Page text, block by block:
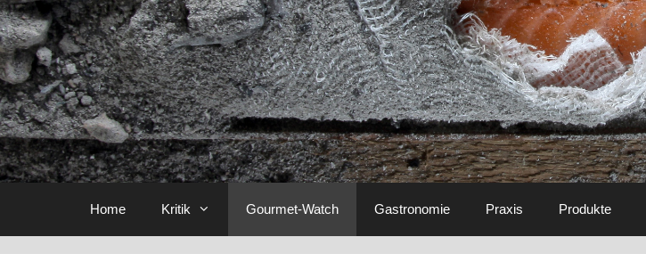
Home Kritik Gourmet-Watch Gastronomie Praxis Produkte